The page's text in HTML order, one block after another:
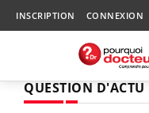
INSCRIPTION CONNEXION
QUESTION D'ACTU